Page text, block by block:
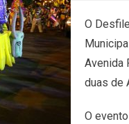
O
Avenida
duas de
O